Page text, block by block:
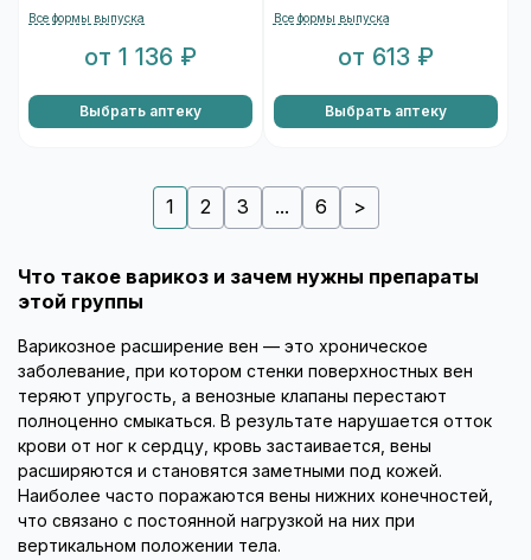
Все формы выпуска
от 1 136 ₽
Выбрать аптеку
Все формы выпуска
от 613 ₽
Выбрать аптеку
1 2 3 ... 6 >
Что такое варикоз и зачем нужны препараты
этой группы
Варикозное расширение вен — это хроническое
заболевание, при котором стенки поверхностных вен
теряют упругость, а венозные клапаны перестают
полноценно смыкаться. В результате нарушается отток
крови от ног к сердцу, кровь застаивается, вены
расширяются и становятся заметными под кожей.
Наиболее часто поражаются вены нижних конечностей,
что связано с постоянной нагрузкой на них при
вертикальном положении тела.